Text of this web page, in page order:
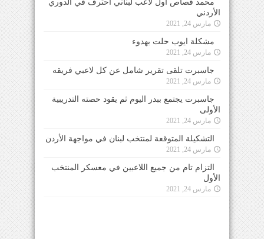
محمد قصاص اول لاعب لبناني احترف في الدوري
الأردني
مارس 24, 2021
مشكلة ايوب حلت بهدوء
مارس 24, 2021
جاسبرت تلقى تقرير شامل عن كل لاعبي فريقه
مارس 24, 2021
جاسبرت يجتمع ببدر اليوم ثم يقود حصته التدريبية
الأولى
مارس 24, 2021
التشكيلة المتوقعة لمنتخب لبنان في مواجهة الأردن
مارس 24, 2021
التزام تام من جميع اللاعبين في معسكر المنتخب
الأول
مارس 24, 2021